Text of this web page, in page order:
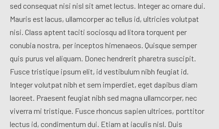
sed consequat nisi nisl sit amet lectus. Integer ac ornare dui.
Mauris est lacus, ullamcorper ac tellus id, ultricies volutpat
nisi. Class aptent taciti sociosqu ad litora torquent per
conubia nostra, per inceptos himenaeos. Quisque semper
quis purus vel aliquam. Donec hendrerit pharetra suscipit.
Fusce tristique ipsum elit, id vestibulum nibh feugiat id.
Integer volutpat nibh et sem imperdiet, eget dapibus diam
laoreet. Praesent feugiat nibh sed magna ullamcorper, nec
viverra mi tristique. Fusce rhoncus sapien ultrices, porttitor
lectus id, condimentum dui. Etiam at iaculis nisl. Duis